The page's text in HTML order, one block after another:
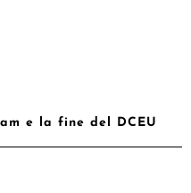
e la fine del DCEU